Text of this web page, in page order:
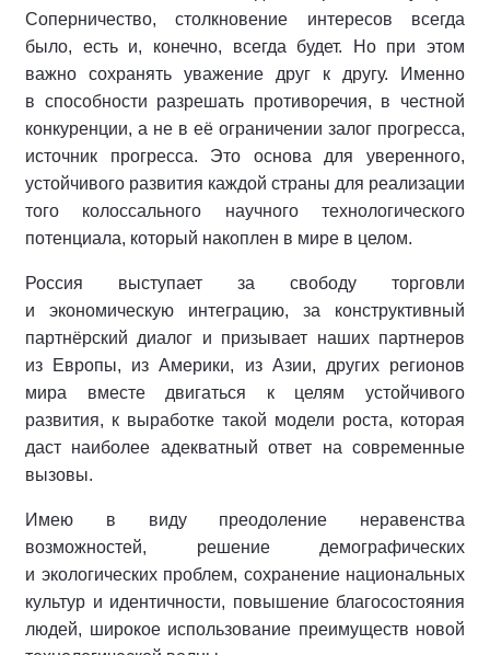
Соперничество, столкновение интересов всегда
было, есть и, конечно, всегда будет. Но при этом
важно сохранять уважение друг к другу. Именно
в способности разрешать противоречия, в честной
конкуренции, а не в её ограничении залог прогресса,
источник прогресса. Это основа для уверенного,
устойчивого развития каждой страны для реализации
того колоссального научного технологического
потенциала, который накоплен в мире в целом.
Россия выступает за свободу торговли
и экономическую интеграцию, за конструктивный
партнёрский диалог и призывает наших партнеров
из Европы, из Америки, из Азии, других регионов
мира вместе двигаться к целям устойчивого
развития, к выработке такой модели роста, которая
даст наиболее адекватный ответ на современные
вызовы.
Имею в виду преодоление неравенства
возможностей, решение демографических
и экологических проблем, сохранение национальных
культур и идентичности, повышение благосостояния
людей, широкое использование преимуществ новой